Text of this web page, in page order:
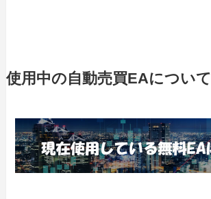
使用中の自動売買EAについて